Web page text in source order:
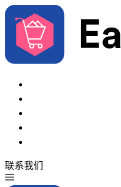
联系我们